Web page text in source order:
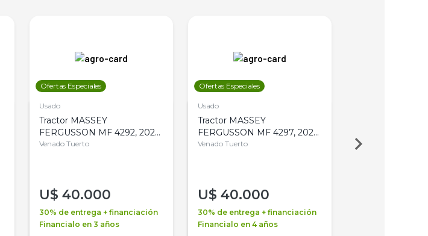
Ofertas Especiales
Usado
Tractor MASSEY
FERGUSSON MF 4292, 2020,
4WD, PATON
Venado Tuerto
U$ 40.000
30% de entrega + financiación
Financialo en 3 años
Ofertas Especiales
Usado
Tractor MASSEY
FERGUSSON MF 4297, 2020,
4WD, PATON
Venado Tuerto
U$ 40.000
30% de entrega + financiación
Financialo en 4 años
Venado Tuerto